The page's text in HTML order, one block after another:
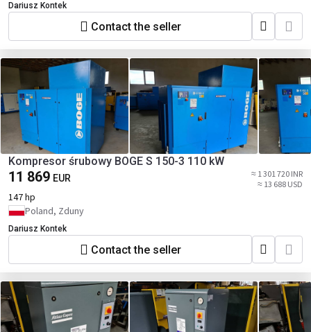
Dariusz Kontek
Contact the seller
Kompresor śrubowy BOGE S 150-3 110 kW
11 869 EUR
≈ 1 301 720 INR
≈ 13 688 USD
147 hp
Poland, Zduny
Dariusz Kontek
Contact the seller